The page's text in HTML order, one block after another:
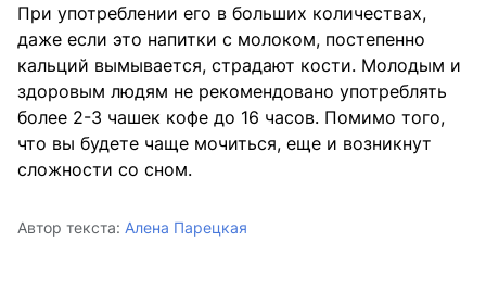
При употреблении его в больших количествах,
даже если это напитки с молоком, постепенно
кальций вымывается, страдают кости. Молодым и
здоровым людям не рекомендовано употреблять
более 2-3 чашек кофе до 16 часов. Помимо того,
что вы будете чаще мочиться, еще и возникнут
сложности со сном.
Автор текста: Алена Парецкая